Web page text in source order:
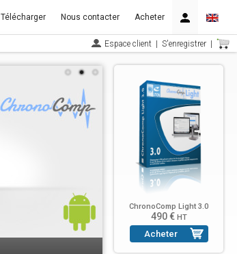
Télécharger Nous contacter Acheter
Espace client S'enregistrer
ChronoComp Light 3.0
490 €HT
Acheter